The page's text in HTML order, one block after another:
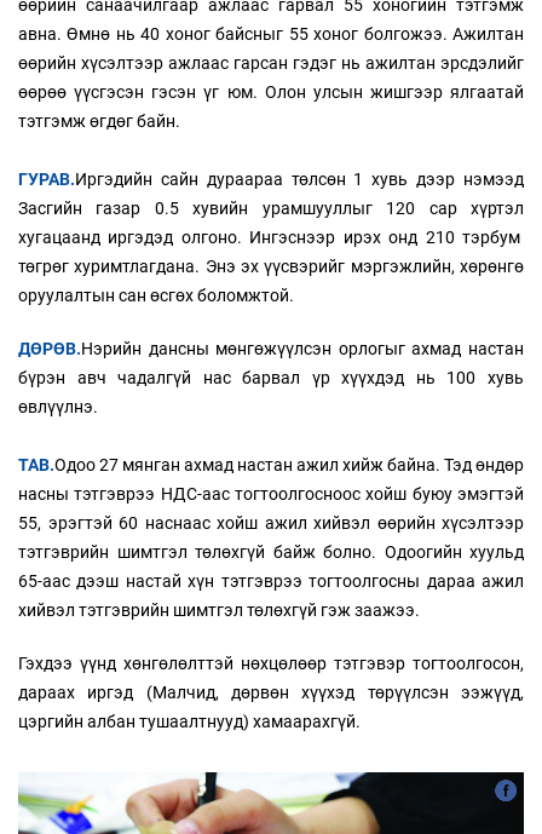
өөрийн санаачилгаар ажлаас гарвал 55 хоногийн тэтгэмж
авна. Өмнө нь 40 хоног байсныг 55 хоног болгожээ. Ажилтан
өөрийн хүсэлтээр ажлаас гарсан гэдэг нь ажилтан эрсдэлийг
өөрөө үүсгэсэн гэсэн үг юм. Олон улсын жишгээр ялгаатай
тэтгэмж өгдөг байн.
ГУРАВ.Иргэдийн сайн дураараа төлсөн 1 хувь дээр нэмээд
Засгийн газар 0.5 хувийн урамшууллыг 120 сар хүртэл
хугацаанд иргэдэд олгоно. Ингэснээр ирэх онд 210 тэрбум
төгрөг хуримтлагдана. Энэ эх үүсвэрийг мэргэжлийн, хөрөнгө
оруулалтын сан өсгөх боломжтой.
ДӨРӨВ.Нэрийн дансны мөнгөжүүлсэн орлогыг ахмад настан
бүрэн авч чадалгүй нас барвал үр хүүхдэд нь 100 хувь
өвлүүлнэ.
ТАВ.Одоо 27 мянган ахмад настан ажил хийж байна. Тэд өндөр
насны тэтгэврээ НДС-аас тогтоолгосноос хойш буюу эмэгтэй
55, эрэгтэй 60 наснаас хойш ажил хийвэл өөрийн хүсэлтээр
тэтгэврийн шимтгэл төлөхгүй байж болно. Одоогийн хуульд
65-аас дээш настай хүн тэтгэврээ тогтоолгосны дараа ажил
хийвэл тэтгэврийн шимтгэл төлөхгүй гэж заажээ.
Гэхдээ үүнд хөнгөлөлттэй нөхцөлөөр тэтгэвэр тогтоолгосон,
дараах иргэд (Малчид, дөрвөн хүүхэд төрүүлсэн ээжүүд,
цэргийн албан тушаалтнууд) хамаарахгүй.